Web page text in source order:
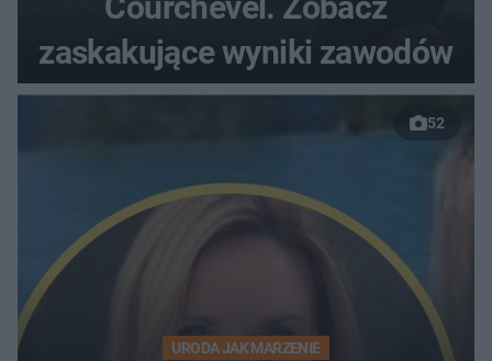
zaskakujące wyniki zawodów
52
URODA JAK MARZENIE